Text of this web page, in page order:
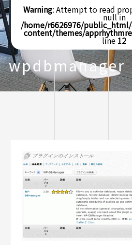
Warning: Attempt to read
null in
/home/r6626976/
content/themes/
line 12
wpdbmanager